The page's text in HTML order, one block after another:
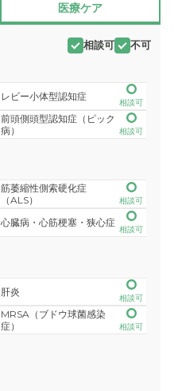
医療ケア
相談可 不可
レビー小体型認知症
相談可
前頭側頭型認知症（ピック
病）
相談可
筋萎縮性側索硬化症
（ALS）
相談可
心臓病・心筋梗塞・狭心症
相談可
肝炎
相談可
MRSA（ブドウ球菌感染
症）
相談可